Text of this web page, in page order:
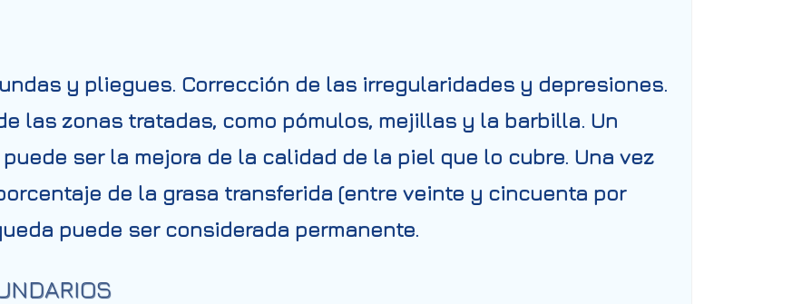
y pliegues. Corrección de las irregularidades y depresiones.
las zonas tratadas, como pómulos, mejillas y la barbilla. Un
ser la mejora de la calidad de la piel que lo cubre. Una vez
de la grasa transferida (entre veinte y cincuenta por
puede ser considerada permanente.